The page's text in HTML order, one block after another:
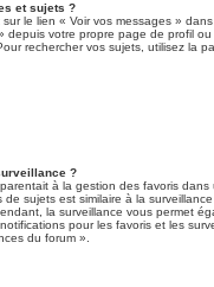
et sujets ?
le lien « Voir vos messages »
depuis votre propre page de profil
rechercher vos sujets, utilisez la
?
à la gestion des favoris
sujets est similaire à la
la surveillance vous permet
pour les favoris et les
du forum ».